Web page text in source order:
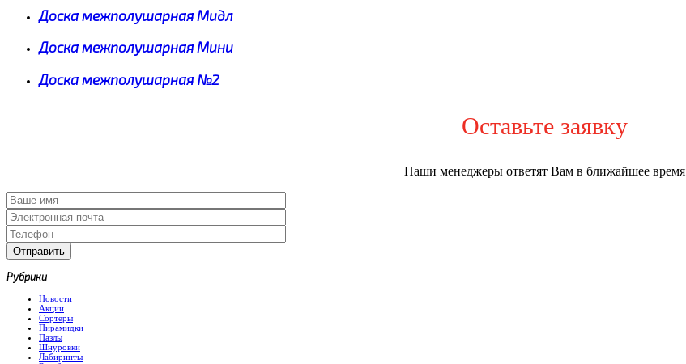
Доска межполушарная Мидл
Доска межполушарная Мини
Доска межполушарная №2
Оставьте заявку
Наши менеджеры ответят Вам в ближайшее время
Рубрики
Новости
Акции
Сортеры
Пирамидки
Пазлы
Шнуровки
Лабиринты